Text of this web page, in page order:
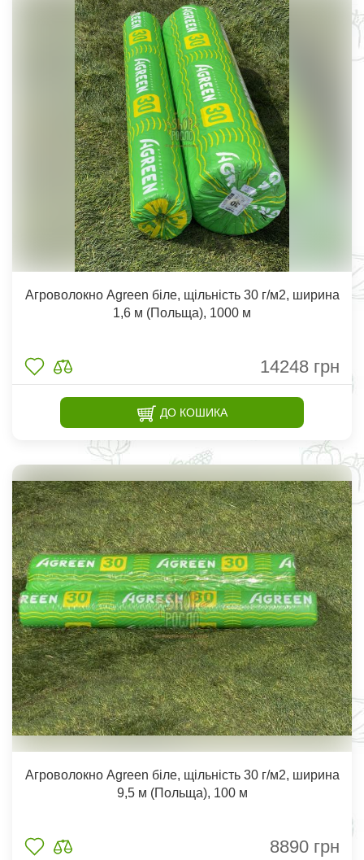
Агроволокно Agreen біле, щільність 30 г/м2, ширина
1,6 м (Польща), 1000 м
14248 грн
ДО КОШИКА
Агроволокно Agreen біле, щільність 30 г/м2, ширина
9,5 м (Польща), 100 м
8890 грн